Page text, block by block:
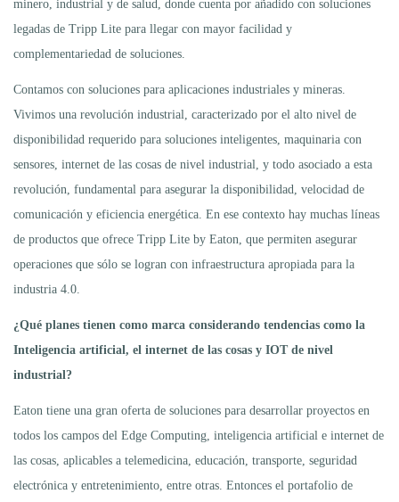
minero, industrial y de salud, donde cuenta por añadido con soluciones
legadas de Tripp Lite para llegar con mayor facilidad y
complementariedad de soluciones.
Contamos con soluciones para aplicaciones industriales y mineras.
Vivimos una revolución industrial, caracterizado por el alto nivel de
disponibilidad requerido para soluciones inteligentes, maquinaria con
sensores, internet de las cosas de nivel industrial, y todo asociado a esta
revolución, fundamental para asegurar la disponibilidad, velocidad de
comunicación y eficiencia energética. En ese contexto hay muchas líneas
de productos que ofrece Tripp Lite by Eaton, que permiten asegurar
operaciones que sólo se logran con infraestructura apropiada para la
industria 4.0.
¿Qué planes tienen como marca considerando tendencias como la
Inteligencia artificial, el internet de las cosas y IOT de nivel
industrial?
Eaton tiene una gran oferta de soluciones para desarrollar proyectos en
todos los campos del Edge Computing, inteligencia artificial e internet de
las cosas, aplicables a telemedicina, educación, transporte, seguridad
electrónica y entretenimiento, entre otras. Entonces el portafolio de